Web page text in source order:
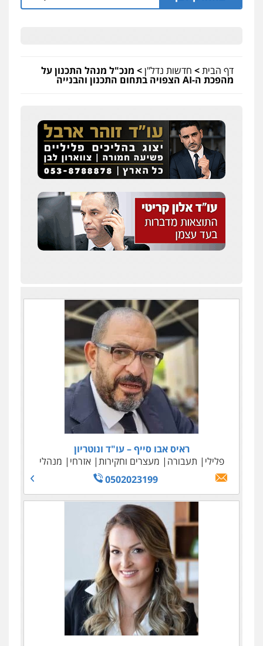
דף הבית> חדשות נדל"ן> מנכ"ל מנהל התכנון על
מהפכת ה-AI הצפויה בתחום התכנון והבנייה
ראיס אבו סייף – עו"ד ונוטריון
פלילי
תעבורה מעצרים וחקירות אזרחי
מנהלי
0502023199